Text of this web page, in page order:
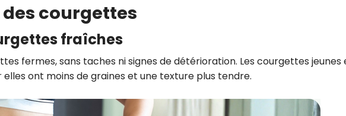
courgettes
fraîches
fermes, sans taches ni signes de détérioration. Les courgettes jeunes
ont moins de graines et une texture plus tendre.recettes inédites de
Ainsi que la newsletter